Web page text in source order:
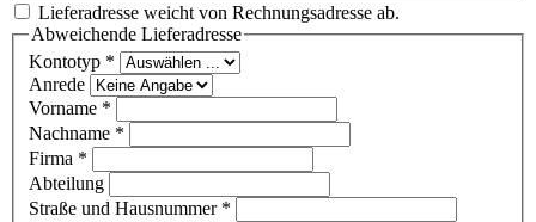
Lieferadresse weicht von Rechnungsadresse ab.
Abweichende Lieferadresse
Kontotyp *
Anrede
Vorname *
Nachname *
Firma *
Abteilung
Straße und Hausnummer *